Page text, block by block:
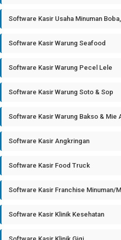
Software Kasir Usaha Minuman
Software Kasir Warung Seafood
Software Kasir Warung Pecel Lele
Software Kasir Warung Soto & Sop
Software Kasir Warung Bakso & Mie
Software Kasir Angkringan
Software Kasir Food Truck
Software Kasir Franchise Minuman/
Software Kasir Klinik Kesehatan